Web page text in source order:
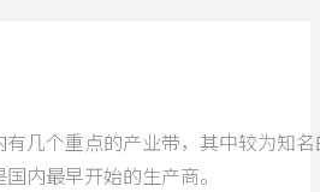
有几个重点的产业带，其中较为知
内最早开始的生产商。